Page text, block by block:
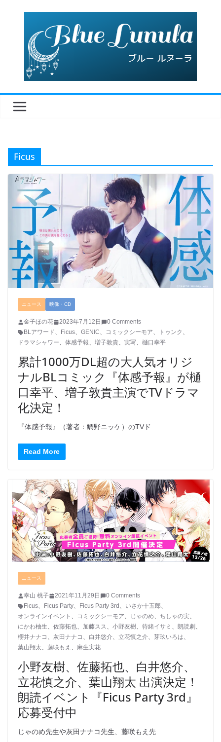
Ficus
ニュース 映像・CD
金子ほの花 2023年7月12日
0 Comments
BLアワード、 Ficus、 GENIC、 コミックシーモア、 トゥンク 、
ドラマシャワー、 体感予報、 増子敦貴、 実写、 樋口幸平
累計1000万DL超の大人気オリジ
ナルBLコミック『体感予報』が樋
口幸平、増子敦貴主演でTVドラマ
化決定！
『体感予報』（著者：鯛野ニッケ）のTVド
Read More
ニュース
幸山 桃子 2021年11月29日
0 Comments
Ficus、 Ficus Party、 Ficus Party 3rd 、 いさか十五郎、
オンラインイベント 、 コミックシーモア、 じゃのめ、 ちしゃの実、
にかわ柚生、 佐藤拓也、 加藤スス、 小野友樹、 待緒イサミ 、 朗読劇 、
櫻井ナナコ 、 灰田ナナコ 、 白井悠介、 立花慎之介、 芽玖いろは、
葉山翔太、 藤咲もえ 、 麻生実花
小野友樹、佐藤拓也、白井悠介、
立花慎之介、葉山翔太 出演決定！
朗読イベント『Ficus Party 3rd』
応募受付中
じゃのめ先生や灰田ナナコ先生、藤咲もえ先